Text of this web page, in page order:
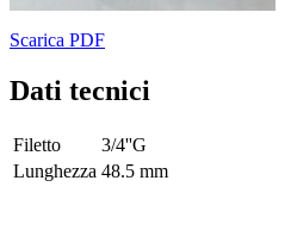
Scarica PDF
Dati tecnici
Filetto
3/4''G
Lunghezza 48.5 mm